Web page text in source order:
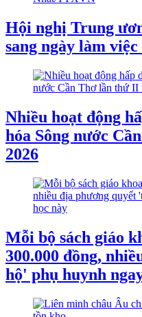
Hội nghị Trung
sang ngày làm
Nhiều hoạt động
hóa Sông nước
2026
Mỗi bộ sách giáo
300.000 đồng,
hộ' phụ huynh